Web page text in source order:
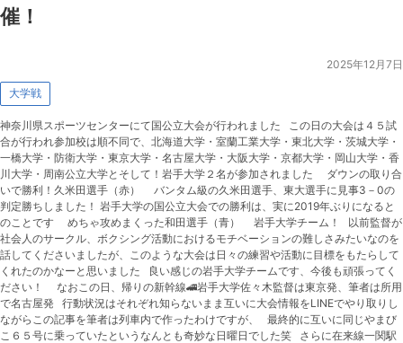
催！
2025年12月7日
大学戦
神奈川県スポーツセンターにて国公立大会が行われました この日の大会は４５試
合が行われ参加校は順不同で、北海道大学・室蘭工業大学・東北大学・茨城大学・
一橋大学・防衛大学・東京大学・名古屋大学・大阪大学・京都大学・岡山大学・香
川大学・周南公立大学とそして！岩手大学２名が参加されました ダウンの取り合
いで勝利！久米田選手（赤） バンタム級の久米田選手、東大選手に見事3－0の
判定勝ちしました！ 岩手大学の国公立大会での勝利は、実に2019年ぶりになると
のことです めちゃ攻めまくった和田選手（青） 岩手大学チーム！ 以前監督が
社会人のサークル、ボクシング活動におけるモチベーションの難しさみたいなのを
話してくださいましたが、このような大会は日々の練習や活動に目標をもたらして
くれたのかなーと思いました 良い感じの岩手大学チームです、今後も頑張ってく
ださい！ なおこの日、帰りの新幹線🚄岩手大学佐々木監督は東京発、筆者は所用
で名古屋発 行動状況はそれぞれ知らないまま互いに大会情報をLINEでやり取りし
ながらこの記事を筆者は列車内で作ったわけですが、 最終的に互いに同じやまび
こ６５号に乗っていたというなんとも奇妙な日曜日でした笑 さらに在来線一関駅